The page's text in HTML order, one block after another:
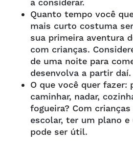
a considerar.
Quanto tempo você
mais curto costuma
sua primeira aventura
com crianças.
de uma noite para
desenvolva a partir daí.
O que você quer fazer:
caminhar, nadar,
fogueira? Com
escolar, ter um plano e
pode ser útil.